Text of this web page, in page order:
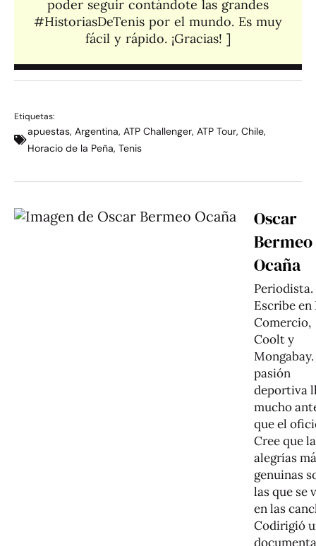
poder seguir contándote las grandes
#HistoriasDeTenis por el mundo. Es muy
fácil y rápido. ¡Gracias! ]​
Etiquetas:
apuestas, Argentina, ATP Challenger, ATP Tour, Chile,
Horacio de la Peña, Tenis
Oscar
Bermeo
Ocaña
Periodista.
Escribe en
Comercio,
Coolt y
Mongabay.
pasión
deportiva
mucho
que el
Cree que
alegrías
genuinas
las que se
en las
Codirigió